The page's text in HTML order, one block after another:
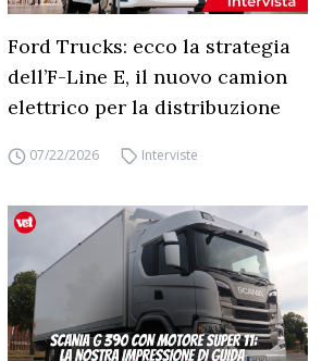
Ford Trucks: ecco la strategia
dell’F-Line E, il nuovo camion
elettrico per la distribuzione
07/22/2026 Interviste